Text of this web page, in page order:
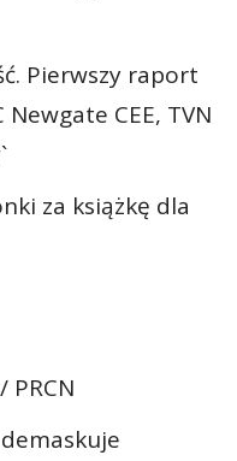
Pierwszy raport
Newgate CEE, TVN
za książkę dla
PRCN